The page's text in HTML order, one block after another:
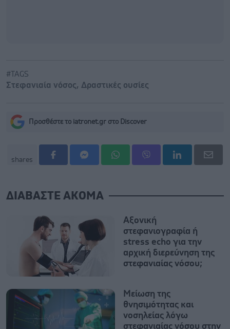
#TAGS
Στεφανιαία νόσος, Δραστικές ουσίες
Προσθέστε το iatronet.gr στο Discover
shares
ΔΙΑΒΑΣΤΕ ΑΚΟΜΑ
Αξονική
στεφανιογραφία ή
stress echo για την
αρχική διερεύνηση της
στεφανιαίας νόσου;
Μείωση της
θνησιμότητας και
νοσηλείας λόγω
στεφανιαίας νόσου στην